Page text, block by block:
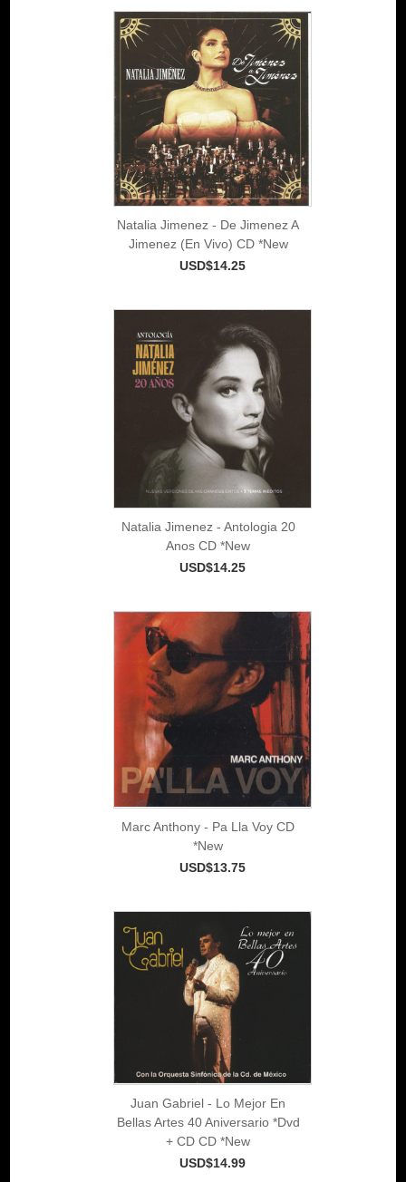
Natalia Jimenez - De Jimenez A
Jimenez (En Vivo) CD *New
USD$14.25
Natalia Jimenez - Antologia 20
Anos CD *New
USD$14.25
Marc Anthony - Pa Lla Voy CD
*New
USD$13.75
Juan Gabriel - Lo Mejor En
Bellas Artes 40 Aniversario *Dvd
+ CD CD *New
USD$14.99